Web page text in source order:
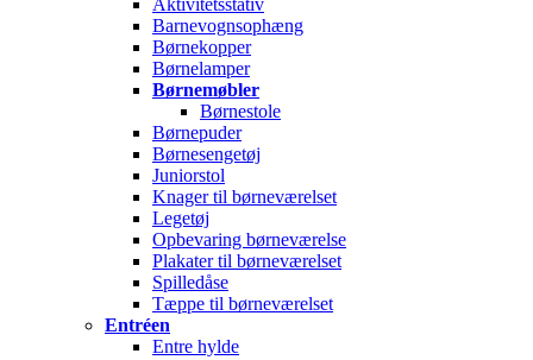
Aktivitetsstativ
Barnevognsophæng
Børnekopper
Børnelamper
Børnemøbler
Børnestole
Børnepuder
Børnesengetøj
Juniorstol
Knager til børneværelset
Legetøj
Opbevaring børneværelse
Plakater til børneværelset
Spilledåse
Tæppe til børneværelset
Entréen
Entre hylde